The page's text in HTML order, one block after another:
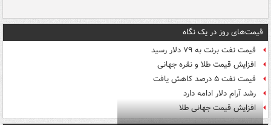
قیمت‌های روز در یک نگاه
قیمت نفت برنت به ۷۹ دلار رسید
افزایش قیمت طلا و نقره جهانی
قیمت نفت ۵ درصد کاهش یافت
رشد آرام دلار ادامه دارد
افزایش قیمت جهانی طلا